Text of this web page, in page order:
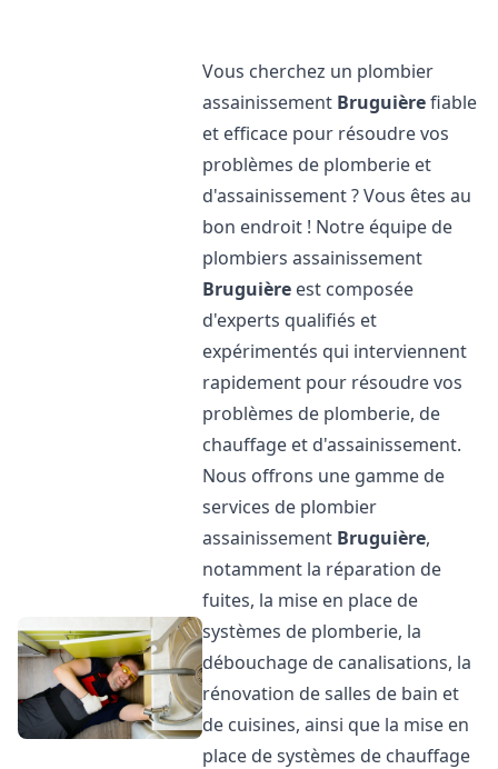
Vous cherchez un plombier
assainissement Bruguièrefiable
et efficace pour résoudre vos
problèmes de plomberie et
d'assainissement ? Vous êtes au
bon endroit ! Notre équipe de
plombiers assainissement
Bruguière est composée
d'experts qualifiés et
expérimentés qui interviennent
rapidement pour résoudre vos
problèmes de plomberie, de
chauffage et d'assainissement.
Nous offrons une gamme de
services de plombier
assainissement Bruguière,
notamment la réparation de
fuites, la mise en place de
systèmes de plomberie, la
débouchage de canalisations, la
rénovation de salles de bain et
de cuisines, ainsi que la mise en
place de systèmes de chauffage